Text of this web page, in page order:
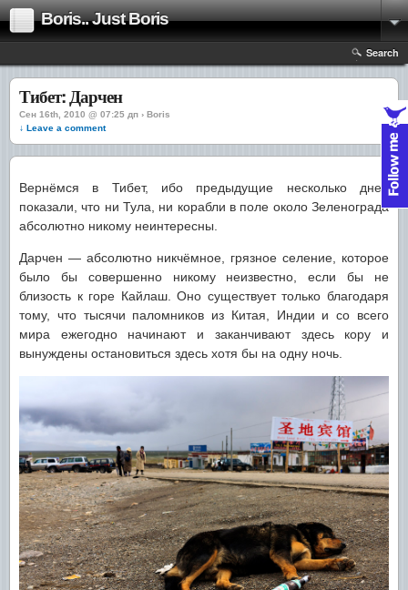
Boris.. Just Boris
Search
Тибет: Дарчен
Сен 16th, 2010 @ 07:25 дп › Boris
↓ Leave a comment
Вернёмся в Тибет, ибо предыдущие несколько дней
показали, что ни Тула, ни корабли в поле около Зеленограда
абсолютно никому неинтересны.
Дарчен — абсолютно никчёмное, грязное селение, которое
было бы совершенно никому неизвестно, если бы не
близость к горе Кайлаш. Оно существует только благодаря
тому, что тысячи паломников из Китая, Индии и со всего
мира ежегодно начинают и заканчивают здесь кору и
вынуждены остановиться здесь хотя бы на одну ночь.